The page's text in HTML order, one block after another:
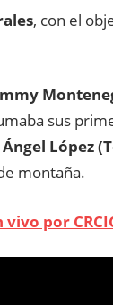
, con el
sus
López
montaña.
por